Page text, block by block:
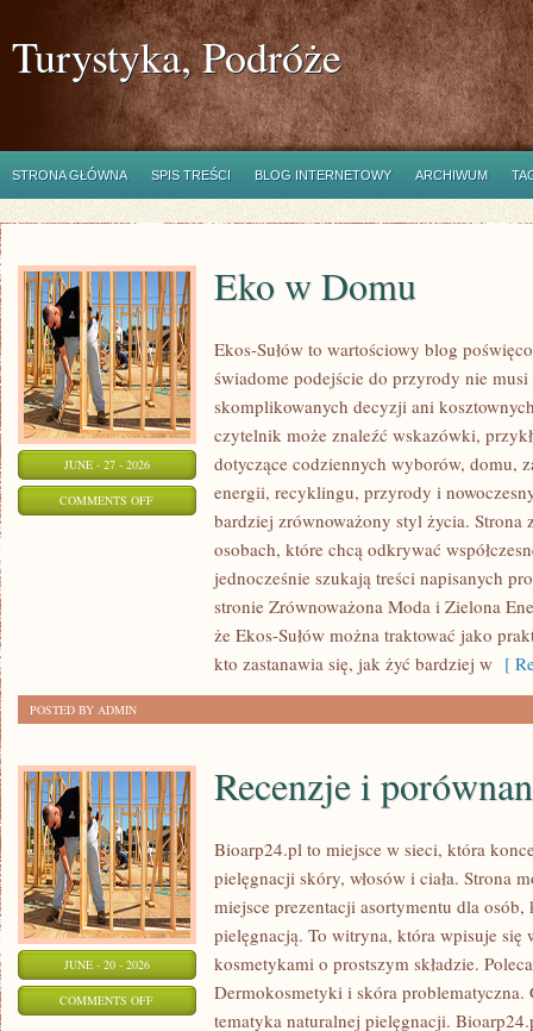
Turystyka, Podróże
STRONA GŁÓWNA SPIS TREŚCI BLOG INTERNETOWY ARCHIWUM
JUNE - 27 - 2026
COMMENTS OFFON
Eko w Domu
Ekos-Sułów to wartościowy blog
świadome podejście do przyrody nie
skomplikowanych decyzji ani
czytelnik może znaleźć wskazówki,
dotyczące codziennych wyborów, domu,
energii, recyklingu, przyrody i
bardziej zrównoważony styl życia. Strona
osobach, które chcą odkrywać
jednocześnie szukają treści napisanych
stronie Zrównoważona Moda i Zielona
że Ekos-Sułów można traktować jako
kto zastanawia się, jak żyć bardziej w [
POSTED BY ADMIN
JUNE - 20 - 2026
COMMENTS OFFON
Recenzje i
Bioarp24.pl to miejsce w sieci, która
pielęgnacji skóry, włosów i ciała. Strona
miejsce prezentacji asortymentu dla
pielęgnacją. To witryna, która wpisuje się
kosmetykami o prostszym składzie.
Dermokosmetyki i skóra problematyczna.
tematyka naturalnej pielęgnacji.